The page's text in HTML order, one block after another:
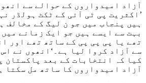
آزاد امیدواروں کے حوالے سے
’اکثریت پی ٹی آئی کے ٹکٹ ہولڈر
ہیں پنجاب میں جو ن لیگ کے مخالف
بہت سے ایسے ہیں جو ایک زمانے
تھے یا پی پی پی کے ساتھ تھے اور
سے آزاد کروا لیا ہے۔‘انھوں نے
کیا کہ انتخابات کے بعد پاکستان
آزاد امیدواروں کا ساتھ مل سکتا